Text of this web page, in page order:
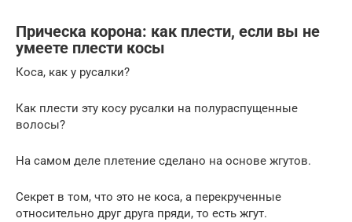
Прическа корона: как плести, если вы не
умеете плести косы
Коса, как у русалки?
Как плести эту косу русалки на полураспущенные
волосы?
На самом деле плетение сделано на основе жгутов.
Секрет в том, что это не коса, а перекрученные
относительно друг друга пряди, то есть жгут.